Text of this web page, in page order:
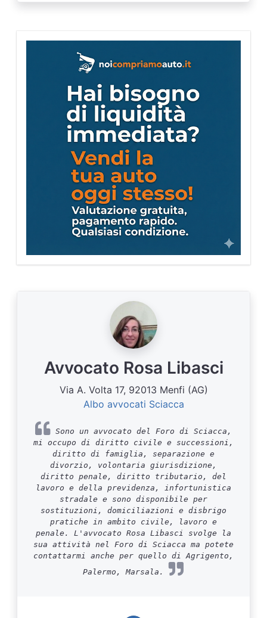
Avvocato Rosa Libasci
Via A. Volta 17, 92013 Menfi (AG)
Albo avvocati Sciacca
Sono un avvocato del Foro di Sciacca,
mi occupo di diritto civile e successioni,
diritto di famiglia, separazione e
divorzio, volontaria giurisdizione,
diritto penale, diritto tributario, del
lavoro e della previdenza, infortunistica
stradale e sono disponibile per
sostituzioni, domiciliazioni e disbrigo
pratiche in ambito civile, lavoro e
penale. L'avvocato Rosa Libasci svolge la
sua attività nel Foro di Sciacca ma potete
contattarmi anche per quello di Agrigento,
Palermo, Marsala.